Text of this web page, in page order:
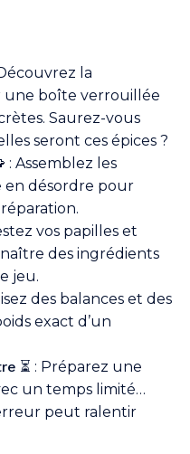
est vide.
Découvrez la
une boîte verrouillée
Saurez-vous
seront ces épices ?
: Assemblez les
en désordre pour
vos papilles et
des ingrédients
jeu.
des balances et des
exact d’un
⏳ : Préparez une
un temps limité…
peut ralentir